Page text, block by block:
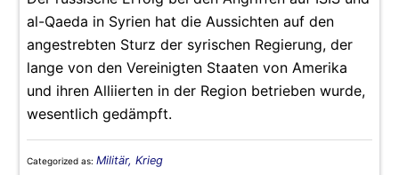
al-Qaeda in Syrien hat die Aussichten auf den
angestrebten Sturz der syrischen Regierung, der
lange von den Vereinigten Staaten von Amerika
und ihren Alliierten in der Region betrieben wurde,
wesentlich gedämpft.
Categorized as: Militär, Krieg